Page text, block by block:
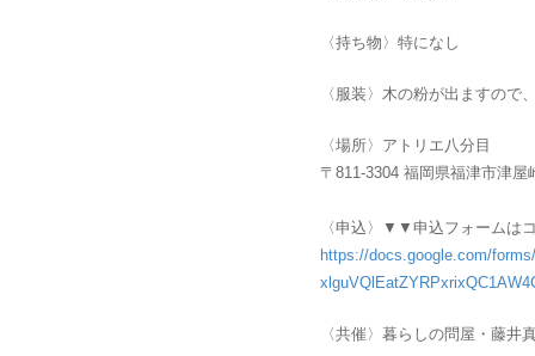
〈持ち物〉特になし
〈服装〉木の粉が出ますので
〈場所〉アトリエ八分目
〒811-3304 福岡県福津市津
〈申込〉▼▼申込フォーム
https://docs.google.com/
〈共催〉暮らしの問屋・藤井